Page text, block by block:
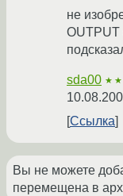
не
OUTPUT
sda00
Ссылка
Вы не можете
перемещена в